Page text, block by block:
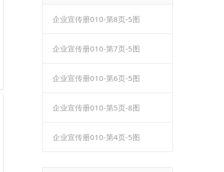
企业宣传册010-第8页-5图
企业宣传册010-第7页-5图
企业宣传册010-第6页-5图
企业宣传册010-第5页-8图
企业宣传册010-第4页-5图